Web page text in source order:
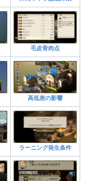
毛皮骨肉点
高低差の影響
ラーニング発生条件